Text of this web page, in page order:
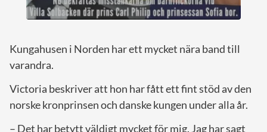
Kungahusen i Norden har ett mycket nära band till
varandra.
Victoria beskriver att hon har fått ett fint stöd av den
norske kronprinsen och danske kungen under alla år.
– Det har betytt väldigt mycket för mig. Jag har sagt